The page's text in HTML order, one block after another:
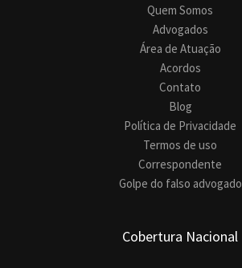
Quem Somos
Advogados
Área de Atuação
Acordos
Contato
Blog
Política de Privacidade
Termos de uso
Correspondente
Golpe do falso advogado
Cobertura Nacional